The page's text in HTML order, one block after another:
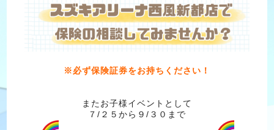
※必ず保険証券をお持ちください！
またお子様イベントとして
７/２５から９/３０まで